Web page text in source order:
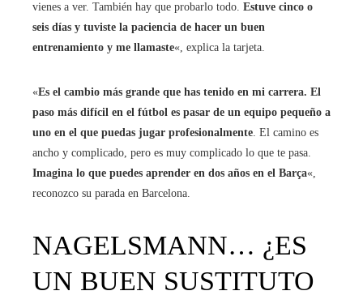
vienes a ver. También hay que probarlo todo. Estuve cinco o
seis días y tuviste la paciencia de hacer un buen
entrenamiento y me llamaste«, explica la tarjeta.
«Es el cambio más grande que has tenido en mi carrera. El
paso más difícil en el fútbol es pasar de un equipo pequeño a
uno en el que puedas jugar profesionalmente. El camino es
ancho y complicado, pero es muy complicado lo que te pasa.
Imagina lo que puedes aprender en dos años en el Barça«,
reconozco su parada en Barcelona.
NAGELSMANN… ¿ES
UN BUEN SUSTITUTO